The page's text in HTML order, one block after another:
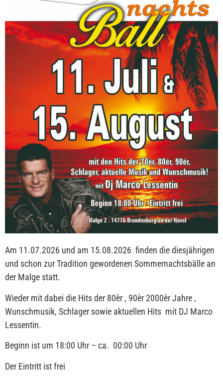
Am 11.07.2026 und am 15.08.2026 finden die diesjährigen
und schon zur Tradition gewordenen Sommernachtsbälle an
der Malge statt.
Wieder mit dabei die Hits der 80èr , 90èr 2000èr Jahre ,
Wunschmusik, Schlager sowie aktuellen Hits mit DJ Marco
Lessentin.
Beginn ist um 18:00 Uhr – ca. 00:00 Uhr
Der Eintritt ist frei